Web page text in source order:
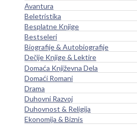
Avantura
Beletristika
Besplatne Knjige
Bestseleri
Biografije & Autobiografije
Dečije Knjige & Lektire
Domaća Književna Dela
Domaći Romani
Drama
Duhovni Razvoj
Duhovnost & Religija
Ekonomija & Biznis